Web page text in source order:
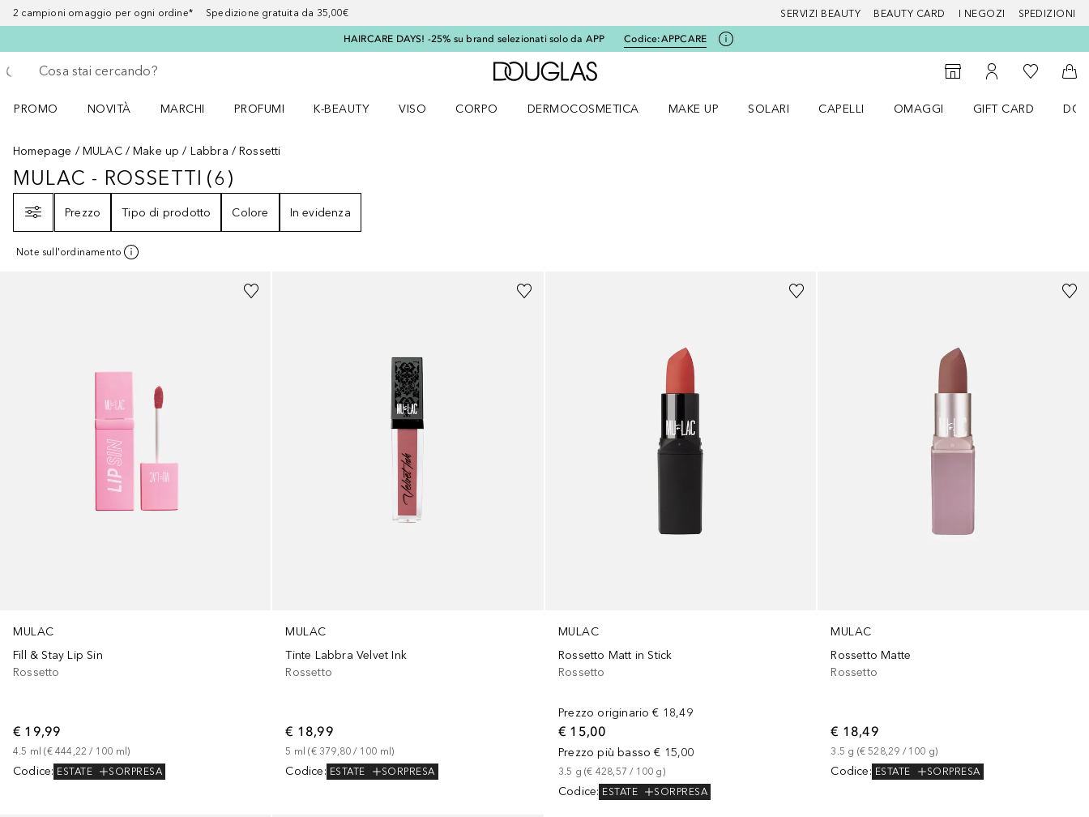
2 campioni omaggio per ogni ordine* Spedizione gratuita da 35,00€ SERVIZI BEAUTY BEAUTY CARD I NEGOZI SPEDIZIONI
HAIRCARE DAYS! -25% su brand selezionati solo da APP Codice:APPCARE
Torna indietro
Esegui ricerca
A Douglas Home
StorefinderAl Mio Account
Alla Mia
Al
PROMO
NOVITÀ
MARCHI
PROFUMI
K-BEAUTY
VISO
CORPO
DERMOCOSMETICA
MAKE UP
SOLARI
CAPELLI
OMAGGI
GIFT CARD
Homepage MULAC Make up Labbra Rossetti
MULAC - ROSSETTI6RISULTATI
MULAC - ROSSETTI (6 )
Prezzo
Tipo di prodotto Colore In evidenza
Note sull'ordinamento
MULAC
Fill & Stay Lip Sin
Rossetto
€ 19,99
4.5 ml (€ 444,22 / 100 ml)
Codice: ESTATE SORPRESA
+5
MULAC
Tinte Labbra Velvet Ink
Rossetto
€ 18,99
5 ml (€ 379,80 / 100 ml)
Codice: ESTATE SORPRESA
MULAC
Rossetto Matt in Stick
Rossetto
Prezzo originario € 18,49
€ 15,00
Prezzo più basso € 15,00
3.5 g (€ 428,57 / 100 g)
Codice: ESTATE SORPRESA
MULAC
Rossetto Matte
Rossetto
€ 18,49
3.5 g (€ 528,29 / 100 g)
Codice: ESTATE SORPRESA